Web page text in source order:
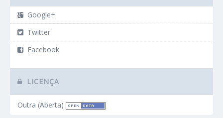
Google+
Twitter
Facebook
LICENÇA
Outra (Aberta)